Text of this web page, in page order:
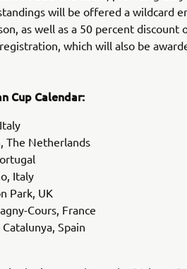
will be offered a wildcard
as well as a 50 percent discount
which will also be
Cup Calendar:
The Netherlands
Italy
Park, UK
Cours, France
Spain